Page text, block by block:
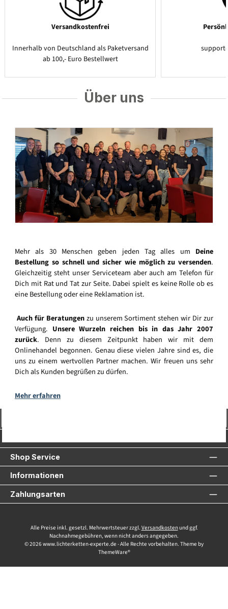
Versandkostenfrei
Innerhalb von Deutschland als Paketversand
ab 100,- Euro Bestellwert
Über uns
Mehr als 30 Menschen geben jeden Tag alles um Deine
Bestellung so schnell und sicher wie möglich zu versenden.
Gleichzeitig steht unser Serviceteam aber auch am Telefon für
Dich mit Rat und Tat zur Seite. Dabei spielt es keine Rolle ob es
eine Bestellung oder eine Reklamation ist.
Auch für Beratungenzu unserem Sortiment stehen wir Dir zur
Verfügung. Unsere Wurzeln reichen bis in das Jahr 2007
zurück. Denn zu diesem Zeitpunkt haben wir mit dem
Onlinehandel begonnen. Genau diese vielen Jahre sind es, die
uns zu einem wertvollen Partner machen. Wir freuen uns sehr
Dich als Kunden begrüßen zu dürfen.
Mehr erfahren
Shop Service
Informationen
Zahlungsarten
Alle Preise inkl. gesetzl. Mehrwertsteuer zzgl. Versandkostenund ggf.
Nachnahmegebühren, wenn nicht anders angegeben.
© 2026 www.lichterketten-experte.de - Alle Rechte vorbehalten. Theme by
ThemeWare®